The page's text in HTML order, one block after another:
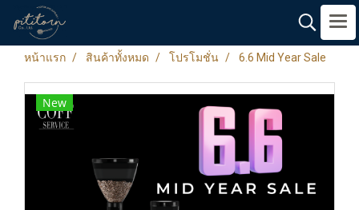
หน้าแรก สินค้าทั้งหมด โปรโมชั่น 6.6 Mid Year Sale
New